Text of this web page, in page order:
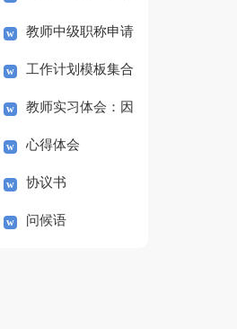
书3篇教师中级职称申请
书 工作计划模板集合
七篇教师实习体会：因
材施教心得体会
协议书
问候语